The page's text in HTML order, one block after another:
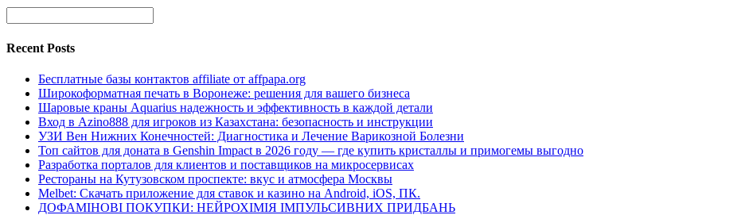
Recent Posts
Бесплатные базы контактов affiliate от affpapa.org
Широкоформатная печать в Воронеже: решения для вашего бизнеса
Шаровые краны Aquarius надежность и эффективность в каждой детали
Вход в Azino888 для игроков из Казахстана: безопасность и инструкции
УЗИ Вен Нижних Конечностей: Диагностика и Лечение Варикозной Болезни
Топ сайтов для доната в Genshin Impact в 2026 году — где купить кристаллы и примогемы выгодно
Разработка порталов для клиентов и поставщиков на микросервисах
Рестораны на Кутузовском проспекте: вкус и атмосфера Москвы
Melbet: Скачать приложение для ставок и казино на Android, iOS, ПК.
ДОФАМІНОВІ ПОКУПКИ: НЕЙРОХІМІЯ ІМПУЛЬСИВНИХ ПРИДБАНЬ